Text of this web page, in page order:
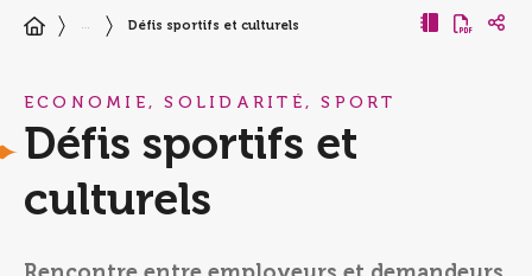
… Défis sportifs et culturels
ECONOMIE, SOLIDARITÉ, SPORT
Défis sportifs et
culturels